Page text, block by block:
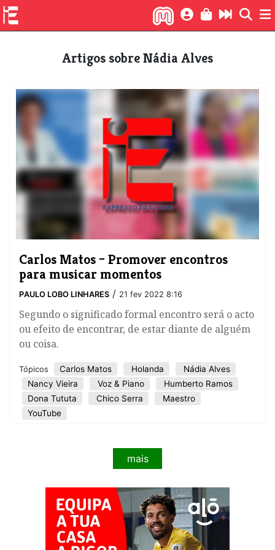
Artigos sobre Nádia Alves
Carlos Matos – Promover encontros
para musicar momentos
PAULO LOBO LINHARES / 21 fev 2022 8:16
Segundo o significado formal encontro será o acto
ou efeito de encontrar, de estar diante de alguém
ou coisa.
Tópicos Carlos Matos Holanda
Nádia Alves
Nancy Vieira
Voz & Piano
Humberto Ramos
Dona Tututa
Chico Serra
Maestro
YouTube
mais